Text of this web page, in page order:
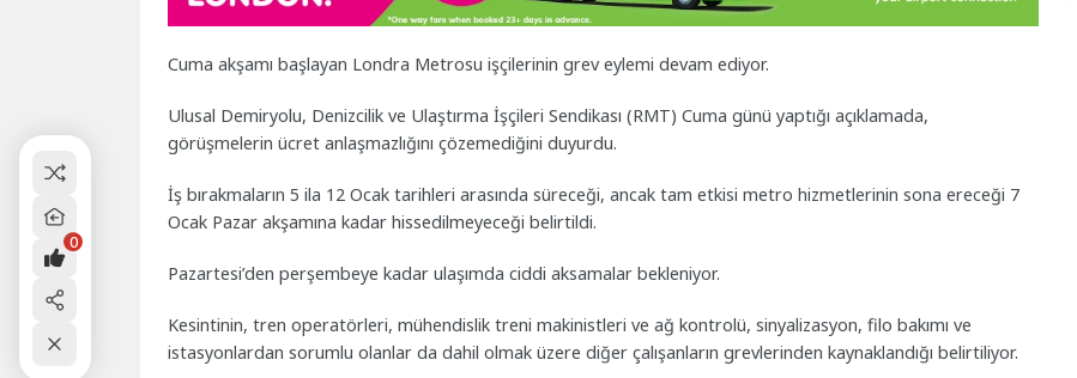
Cuma akşamı başlayan Londra Metrosu işçilerinin grev eylemi devam ediyor.
Ulusal Demiryolu, Denizcilik ve Ulaştırma İşçileri Sendikası (RMT) Cuma günü yaptığı açıklamada,
görüşmelerin ücret anlaşmazlığını çözemediğini duyurdu.
İş bırakmaların 5 ila 12 Ocak tarihleri ​​arasında süreceği, ancak tam etkisi metro hizmetlerinin sona ereceği 7
Ocak Pazar akşamına kadar hissedilmeyeceği belirtildi.
Pazartesi’den perşembeye kadar ulaşımda ciddi aksamalar bekleniyor.
Kesintinin, tren operatörleri, mühendislik treni makinistleri ve ağ kontrolü, sinyalizasyon, filo bakımı ve
istasyonlardan sorumlu olanlar da dahil olmak üzere diğer çalışanların grevlerinden kaynaklandığı belirtiliyor.
0